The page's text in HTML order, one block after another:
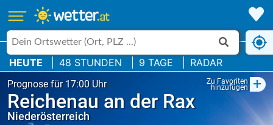
HEUTE 48 STUNDEN 9 TAGE RADAR
Prognose für 17:00 Uhr Zu Favoriten
hinzufügen +
Reichenau an der Rax
Niederösterreich